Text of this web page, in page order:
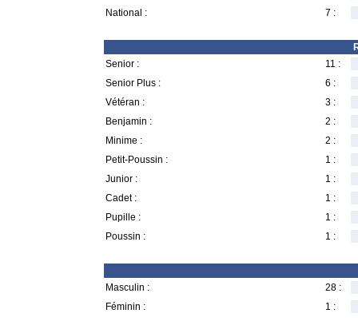
National :
7 :
Senior :
11 :
Senior Plus :
6 :
Vétéran :
3 :
Benjamin :
2 :
Minime :
2 :
Petit-Poussin :
1 :
Junior :
1 :
Cadet :
1 :
Pupille :
1 :
Poussin :
1 :
Masculin :
28 :
Féminin :
1 :